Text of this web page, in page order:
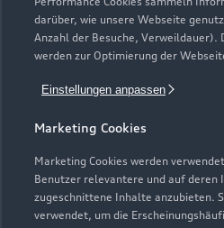
darüber, wie unsere Webseite
Anzahl der Besuche, Verweildauer).
werden zur Optimierung der
Einstellungen anpassen
Marketing Cookies
Marketing Cookies werden
Benutzer relevantere und auf deren
zugeschnittene Inhalte anzubieten.
verwendet, um die
Elektromodelle
Plug-in-Hybride
Neuwagensuche
Gebrauchtwagensuche
Geschäftskunden
Saisonale Angebote
Audi Services
Garantie
Audi digital services
myAudi
Support
Audi Code
Häufige Fragen (FAQ)
Über Audi
Unternehmen
Karriere